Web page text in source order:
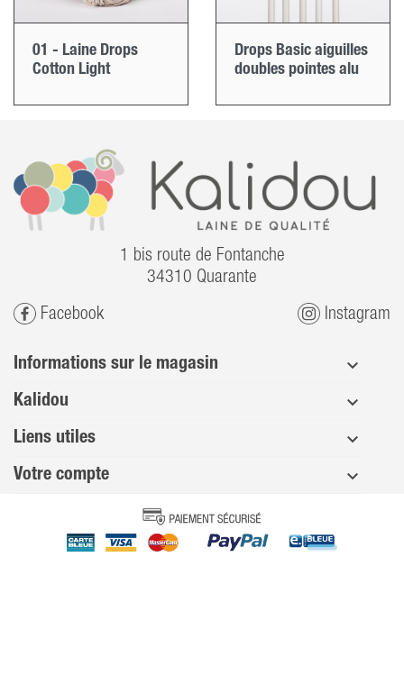
01 - Laine Drops
Cotton Light
Drops Basic aiguilles
doubles pointes alu
1 bis route de Fontanche
34310 Quarante
Facebook Instagram
Informations sur le magasin
Kalidou
Liens utiles
Votre compte